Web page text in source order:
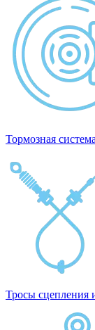
Тормозная система
Тросы